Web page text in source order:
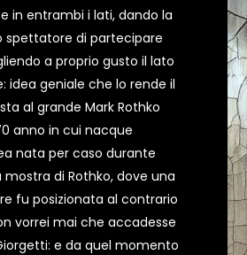
in entrambi i lati, dando la
spettatore di partecipare
a proprio gusto il lato
idea geniale che lo rende il
al grande Mark Rothko
anno in cui nacque
nata per caso durante
mostra di Rothko, dove una
fu posizionata al contrario
vorrei mai che accadesse
e da quel momento